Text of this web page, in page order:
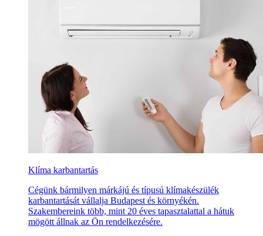
Klíma karbantartás
Cégünk bármilyen márkájú és típusú klímakészülék
karbantartását vállalja Budapest és környékén.
Szakembereink több, mint 20 éves tapasztalattal a hátuk
mögött állnak az Ön rendelkezésére.